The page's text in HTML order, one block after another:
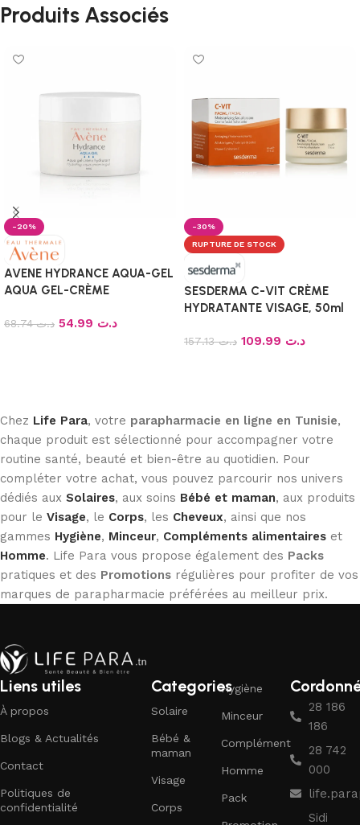
Produits Associés
-20%
AVENE HYDRANCE AQUA-GEL
AQUA GEL-CRÈME
د.ت68.74 د.ت
-30%
RUPTURE DE STOCK
SESDERMA C-VIT CRÈME
HYDRATANTE VISAGE, 50ml
د.ت157.13 د.ت
Chez Life Para, votre parapharmacie en ligne en Tunisie,
chaque produit est sélectionné pour accompagner votre
routine santé, beauté et bien-être au quotidien. Pour
compléter votre achat, vous pouvez parcourir nos univers
dédiés aux Solaires, aux soins Bébé et maman, aux produits
pour le Visage, le Corps, les Cheveux, ainsi que nos
gammes Hygiène, Minceur, Compléments alimentaires et
Homme. Life Para vous propose également des Packs
pratiques et des Promotions régulières pour profiter de vos
marques de parapharmacie préférées au meilleur prix.
Liens utiles
À propos
Blogs & Actualités
Contact
Politiques de
confidentialité
Categories
Solaire
Bébé &
maman
Visage
Corps
Hygiène
Minceur
Complément
Homme
Pack
28 186
186
28 742
000
Sidi